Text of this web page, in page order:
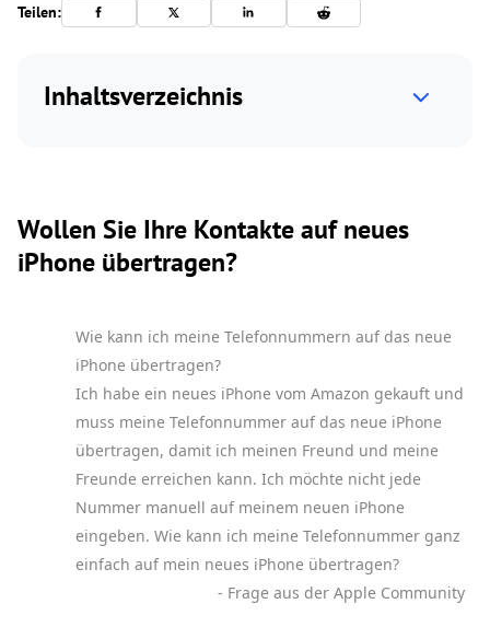
Teilen:
Inhaltsverzeichnis
Wollen Sie Ihre Kontakte auf neues
iPhone übertragen?
Wie kann ich meine Telefonnummern auf das neue
iPhone übertragen?
Ich habe ein neues iPhone vom Amazon gekauft und
muss meine Telefonnummer auf das neue iPhone
übertragen, damit ich meinen Freund und meine
Freunde erreichen kann. Ich möchte nicht jede
Nummer manuell auf meinem neuen iPhone
eingeben. Wie kann ich meine Telefonnummer ganz
einfach auf mein neues iPhone übertragen?
- Frage aus der Apple Community